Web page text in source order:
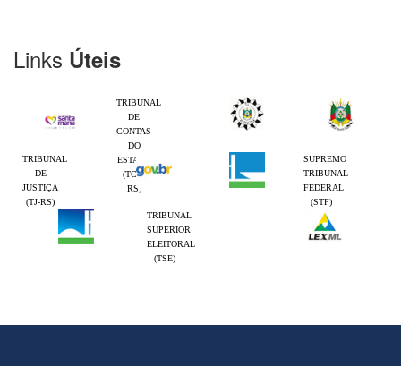
Links Úteis
TRIBUNAL
DE
CONTAS
DO
ESTADO
(TCE-
RS)
TRIBUNAL
DE
JUSTIÇA
(TJ-RS)
SUPREMO
TRIBUNAL
FEDERAL
(STF)
TRIBUNAL
SUPERIOR
ELEITORAL
(TSE)